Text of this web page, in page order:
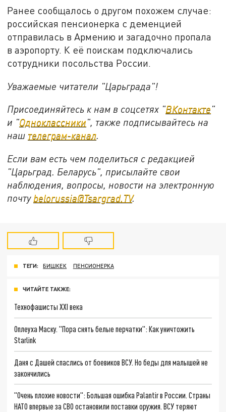
Ранее сообщалось о другом похожем случае:
российская пенсионерка с деменцией
отправилась в Армению и загадочно пропала
в аэропорту. К её поискам подключались
сотрудники посольства России.
Уважаемые читатели "Царьграда"!
Присоединяйтесь к нам в соцсетях "ВКонтакте"
и "Одноклассники", также подписывайтесь на
наш телеграм-канал.
Если вам есть чем поделиться с редакцией
"Царьград. Беларусь", присылайте свои
наблюдения, вопросы, новости на электронную
почту belorussia@Tsargrad.TV.
ТЕГИ: БИШКЕК ПЕНСИОНЕРКА
ЧИТАЙТЕ ТАКЖЕ:
Технофашисты XXI века
Оплеуха Маску. "Пора снять белые перчатки": Как уничтожить
Starlink
Даня с Дашей спаслись от боевиков ВСУ. Но беды для малышей не
закончились
"Очень плохие новости": Большая ошибка Palantir в России. Страны
НАТО впервые за СВО остановили поставки оружия. ВСУ теряют